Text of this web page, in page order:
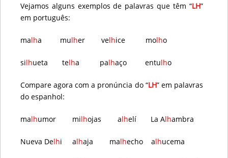
Vejamos alguns exemplos de palavras que têm “LH”
em português:
malha mulher velhice molho
silhueta telha palhaço entulho
Compare agora com a pronúncia do “LH” em palavras
do espanhol:
malhumor milhojas alhelí La Alhambra
Nueva Delhi alhaja malhecho alhucema